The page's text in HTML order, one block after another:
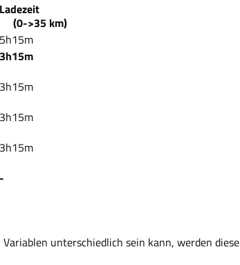
Ladezeit
(0->35 km)
5h15m
3h15m
3h15m
3h15m
3h15m
-
unterschiedlich sein kann, werden